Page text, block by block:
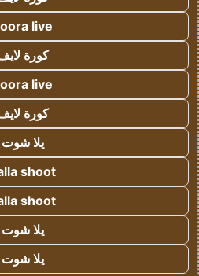
live
كورة
live
كورة
يلا شوت
shoot
shoot
يلا شوت
يلا شوت